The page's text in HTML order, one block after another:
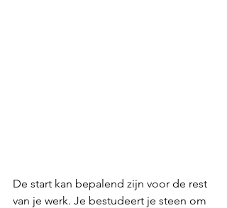
De start kan bepalend zijn voor de rest
van je werk. Je bestudeert je steen om